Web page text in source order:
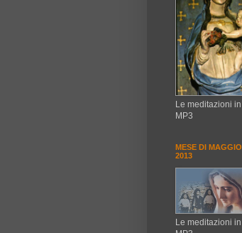
Le meditazioni in
MP3
MESE DI MAGGIO
2013
Le meditazioni in